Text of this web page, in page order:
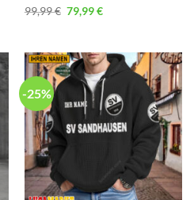
99,99€ Ursprünglicher
Preis
79,99€Aktueller
-25%